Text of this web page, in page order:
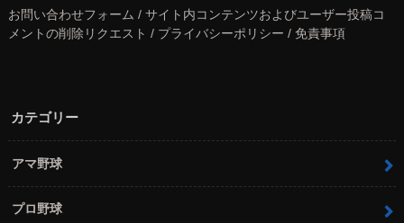
お問い合わせフォーム / サイト内コンテンツおよびユーザー投稿コ
メントの削除リクエスト / プライバシーポリシー / 免責事項
カテゴリー
アマ野球
プロ野球